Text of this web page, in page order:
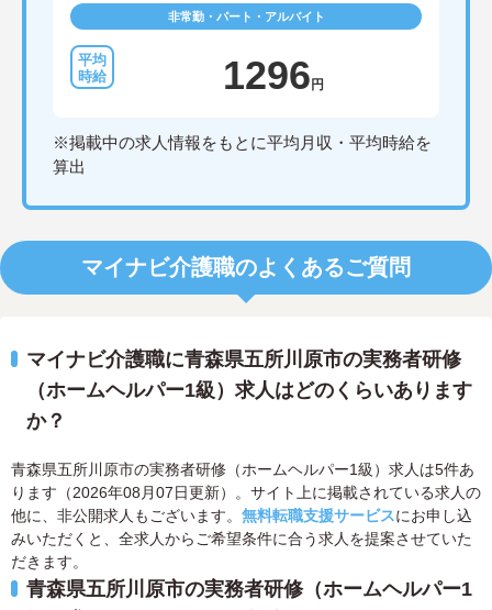
非常勤・パート・アルバイト
1296 円
※掲載中の求人情報をもとに平均月収・平均時給を
算出
マイナビ介護職のよくあるご質問
マイナビ介護職に青森県五所川原市の実務者研修
（ホームヘルパー1級）求人はどのくらいあります
か？
青森県五所川原市の実務者研修（ホームヘルパー1級）求人は5件あ
ります（2026年08月07日更新）。サイト上に掲載されている求人の
他に、非公開求人もございます。 無料転職支援サービスにお申し込
みいただくと、全求人からご希望条件に合う求人を提案させていた
だきます。
青森県五所川原市の実務者研修（ホームヘルパー1